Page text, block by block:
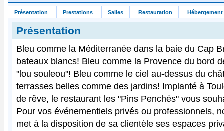
Présentation Prestations Salles Restauration Hébergement
Présentation
Bleu comme la Méditerranée dans la baie du Cap
bateaux blancs! Bleu comme la Provence du bord
"lou souleou"! Bleu comme le ciel au-dessus du
terrasses belles comme des jardins! Implanté à
de rêve, le restaurant les "Pins Penchés" vous
Pour vos événementiels privés ou professionnels,
met à la disposition de sa clientèle ses espaces